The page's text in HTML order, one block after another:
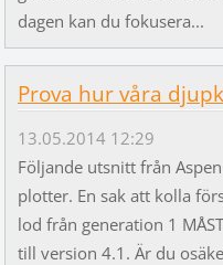
dagen kan du fokusera...
Prova hur våra
13.05.2014 12:29
Följande utsnitt från
plotter. En sak att kolla
lod från generation 1
till version 4.1. Är du